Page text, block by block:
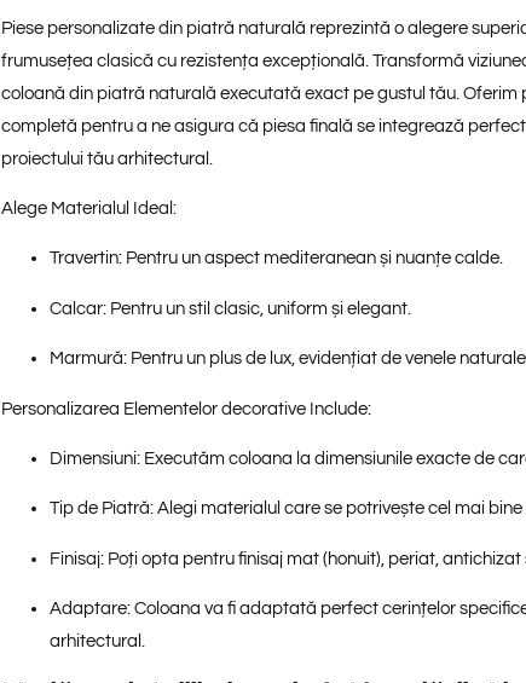
Piese personalizate din piatră naturală reprezintă o alegere
frumusețea clasică cu rezistența excepțională. Transformă
coloană din piatră naturală executată exact pe gustul tău. Oferim
completă pentru a ne asigura că piesa finală se integrează
proiectului tău arhitectural.
Alege Materialul Ideal:
Travertin: Pentru un aspect mediteranean și nuanțe calde.
Calcar: Pentru un stil clasic, uniform și elegant.
Marmură: Pentru un plus de lux, evidențiat de venele
Personalizarea Elementelor decorative Include:
Dimensiuni: Executăm coloana la dimensiunile exacte de
Tip de Piatră: Alegi materialul care se potrivește cel mai
Finisaj: Poți opta pentru finisaj mat (honuit), periat, antichizat
Adaptare: Coloana va fi adaptată perfect cerințelor
arhitectural.